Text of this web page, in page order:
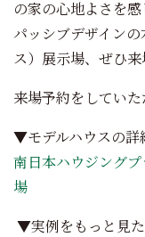
の家の心地よさを感
パッシブデザイン
ス）展示場、ぜひ
来場予約をしていた
▼モデルハウスの詳
南日本ハウジング
場
▼実例をもっと見